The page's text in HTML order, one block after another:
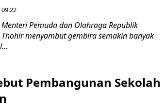
Menteri Pemuda dan Olahraga Republik
menyambut gembira semakin banyak
Pembangunan Sekolah